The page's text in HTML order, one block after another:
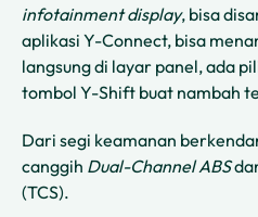
infotainment display, bisa
aplikasi Y-Connect, bisa
langsung di layar panel, ada
tombol Y-Shift buat nambah
Dari segi keamanan
canggih Dual-Channel ABS
(TCS).